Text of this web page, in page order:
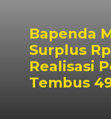
Bapenda
Surplus
Realisasi
Tembus